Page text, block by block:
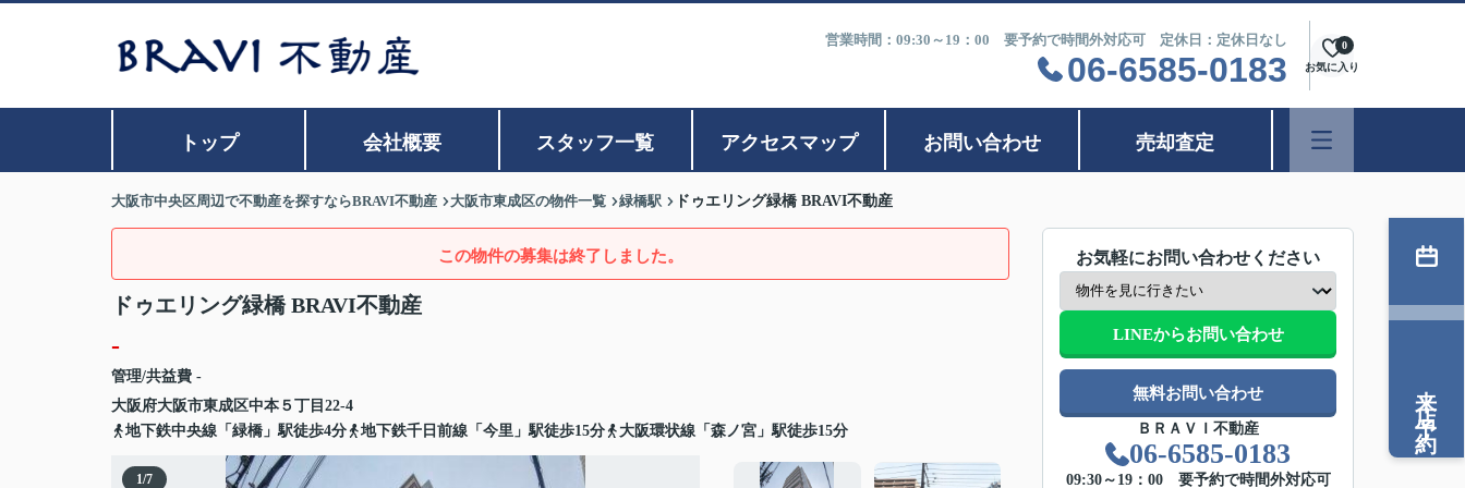
営業時間：09:30～19：00 要予約で時間外対応可 定休日：定休日なし
06-6585-0183 お気に入り
0
トップ 会社概要 スタッフ一覧 アクセスマップ お問い合わせ 売却査定
大阪市中央区周辺で不動産を探すならBRAVI不動産 大阪市東成区の物件一覧 緑橋駅 ドゥエリング緑橋 BRAVI不動産
この物件の募集は終了しました。
ドゥエリング緑橋 BRAVI不動産
-
管理/共益費 -
大阪府大阪市東成区中本 ５丁目22-4
地下鉄中央線「緑橋」駅徒歩4分
地下鉄千日前線「今里」駅徒歩15分 大阪環状線「森ノ宮」駅徒歩15分
1/7
お気軽にお問い合わせください
LINEからお問い合わせ
無料お問い合わせ
ＢＲＡＶＩ不動産
06-6585-0183
09:30～19：00 要予約で時間外対応可
来店予約